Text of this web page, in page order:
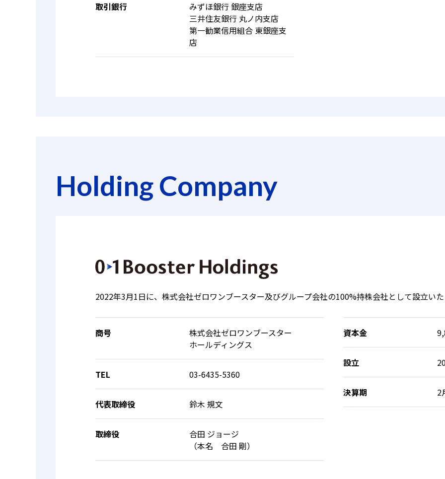
取引銀行
みずほ銀行 銀座支店
三井住友銀行 丸ノ内支店
第一勧業信用組合 東銀座支
店
Holding Company
2022年3月1日に、株式会社ゼロワンブースター及びグループ会社の100%持株会社として設立いた
商号
株式会社ゼロワンブースター
ホールディングス
TEL 03-6435-5360
代表取締役 鈴木 規文
取締役
合田 ジョージ
（本名 合田 剛）
資本金
設立
決算期 2